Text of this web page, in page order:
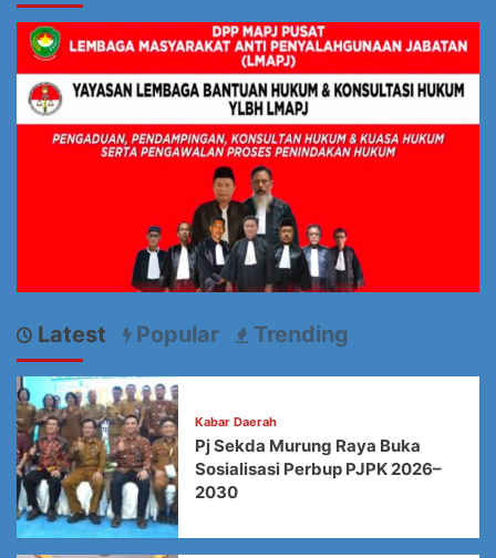
Latest Popular Trending
Kabar Daerah
Pj Sekda Murung Raya Buka
Sosialisasi Perbup PJPK 2026–
2030